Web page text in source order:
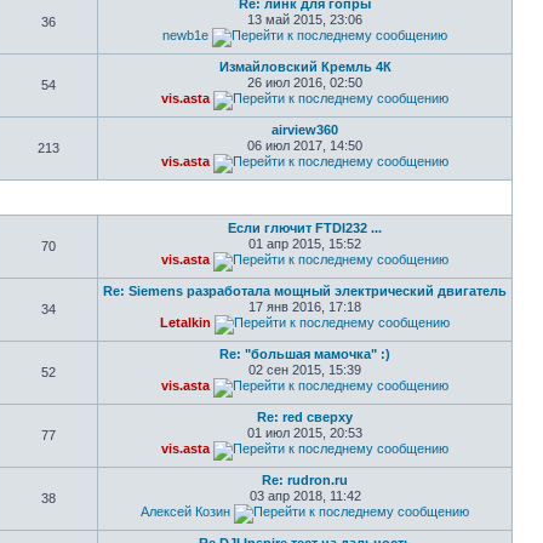
36
Re: линк для гопры
13 май 2015, 23:06
newb1e
54
Измайловский Кремль 4К
26 июл 2016, 02:50
vis.asta
213
airview360
06 июл 2017, 14:50
vis.asta
70
Если глючит FTDI232 ...
01 апр 2015, 15:52
vis.asta
34
Re: Siemens разработала мощный электрический двигатель
17 янв 2016, 17:18
Letalkin
52
Re: "большая мамочка" :)
02 сен 2015, 15:39
vis.asta
77
Re: red сверху
01 июл 2015, 20:53
vis.asta
38
Re: rudron.ru
03 апр 2018, 11:42
Алексей Козин